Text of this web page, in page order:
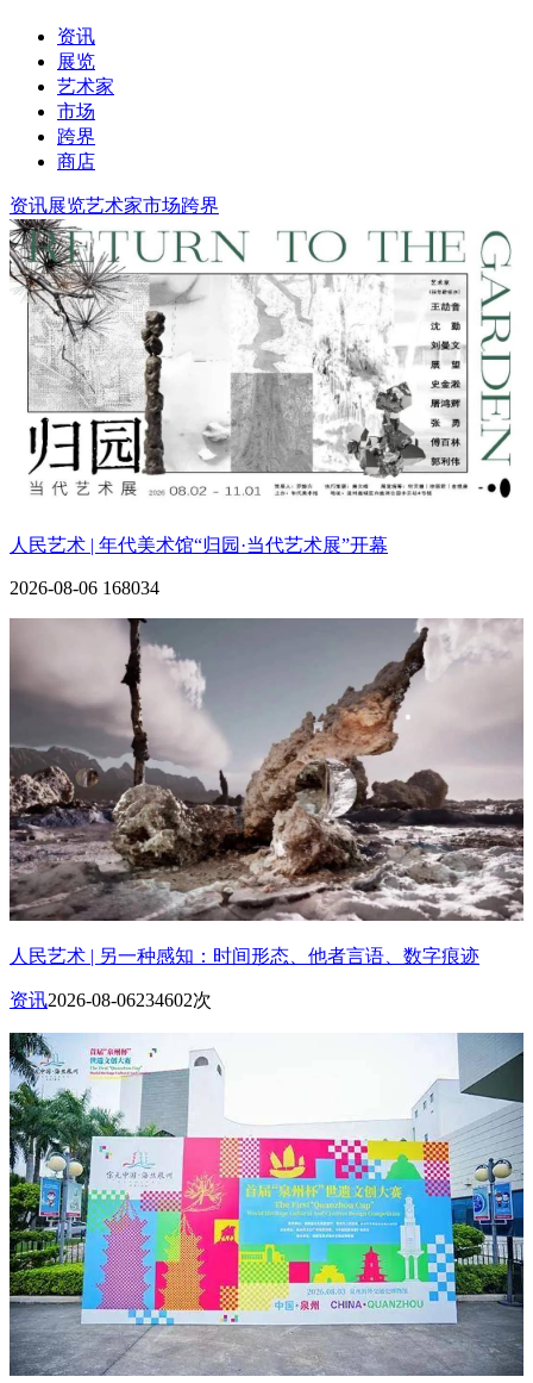
资讯
展览
艺术家
市场
跨界
商店
资讯展览艺术家市场跨界
人民艺术 | 年代美术馆“归园·当代艺术展”开幕
2026-08-06 168034
人民艺术 | 另一种感知：时间形态、他者言语、数字痕迹
资讯2026-08-06234602次